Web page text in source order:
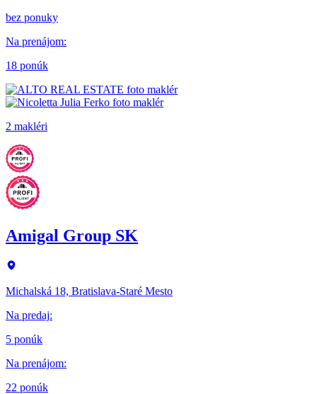
bez ponuky
Na prenájom:
18 ponúk
2 makléri
Amigal Group SK
Michalská 18, Bratislava-Staré Mesto
Na predaj:
5 ponúk
Na prenájom:
22 ponúk